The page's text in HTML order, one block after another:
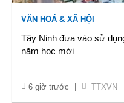
VĂN HOÁ & XÃ HỘI
Tây Ninh đưa vào sử
năm học mới
6 giờ trước TTXVN